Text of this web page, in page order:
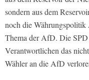
sondern aus dem
noch die
Thema der AfD. Die
Verantwortlichen das
Wähler an die AfD